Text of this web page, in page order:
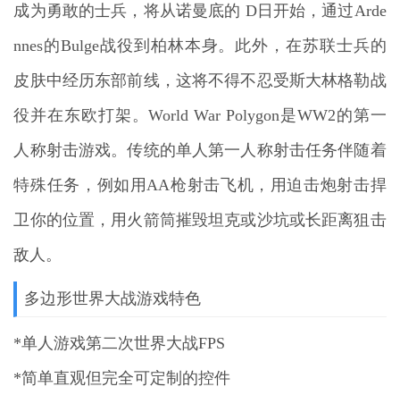
成为勇敢的士兵，将从诺曼底的 D日开始，通过Arde
nnes的Bulge战役到柏林本身。此外，在苏联士兵的
皮肤中经历东部前线，这将不得不忍受斯大林格勒战
役并在东欧打架。World War Polygon是WW2的第一
人称射击游戏。传统的单人第一人称射击任务伴随着
特殊任务，例如用AA枪射击飞机，用迫击炮射击捍
卫你的位置，用火箭筒摧毁坦克或沙坑或长距离狙击
敌人。
多边形世界大战游戏特色
*单人游戏第二次世界大战FPS
*简单直观但完全可定制的控件